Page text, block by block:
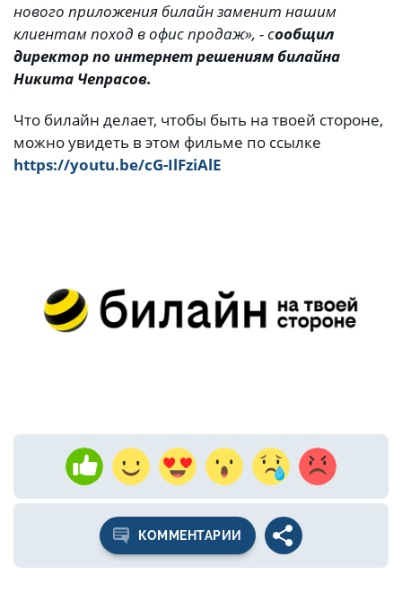
нового приложения билайн заменит нашим
клиентам поход в офис продаж», - сообщил
директор по интернет решениям билайна
Никита Чепрасов.
Что билайн делает, чтобы быть на твоей стороне,
можно увидеть в этом фильме по ссылке
https://youtu.be/cG-IlFziAlE
КОММЕНТАРИИ